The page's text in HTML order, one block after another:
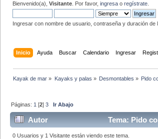
Bienvenido(a), Visitante . Por favor, ingresa o regístrate
Ingresar con nombre de usuario, contraseña y duración de
Inicio Ayuda Buscar Calendario Ingresar
Kayak de mar » Kayaks y palas » Desmontables » Pido
Páginas: 1 [2]3 Ir Abajo
Autor Tema: Pido
0 Usuarios y 1 Visitante están viendo este tema.